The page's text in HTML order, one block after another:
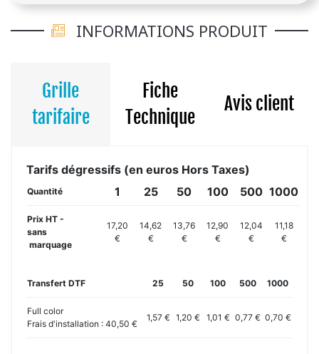
INFORMATIONS PRODUIT
Grille
tarifaire
Fiche
Technique
Avis client
Tarifs dégressifs (en euros Hors Taxes)
Quantité 1 25 50 100 500 1000
Prix HT -
sans
marquage
17,20
€
14,62
€
13,76
€
12,90
€
12,04
€
11,18
€
Transfert DTF 25 50 100 500 1000
Full color
Frais d'installation : 40,50 €
1,57 € 1,20 € 1,01 € 0,77 € 0,70 €